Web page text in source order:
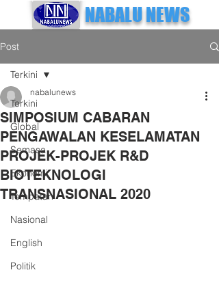
NABALU NEWS
Post
Terkini
Global
Semasa
Ekonomi
Tempatan
Nasional
English
Politik
Terkini
SIMPOSIUM CABARAN
PENGAWALAN KESELAMATAN
PROJEK-PROJEK R&D
BIOTEKNOLOGI
TRANSNASIONAL 2020
nabalunews